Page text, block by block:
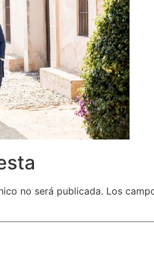
no será publicada. Los